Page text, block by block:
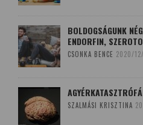
BOLDOGSÁGUNK
ENDORFIN,
CSONKA BENCE 2020/
SZALMÁSI KRISZTINA